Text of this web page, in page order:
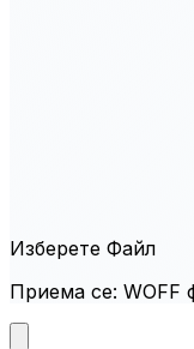
Изберете Файл
Приема се: WOFF